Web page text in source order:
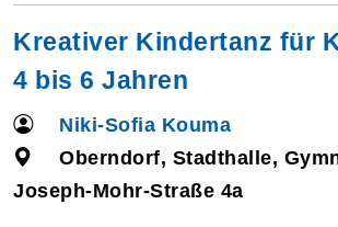
Kreativer Kindertanz für
4 bis 6 Jahren
Niki-Sofia Kouma
Oberndorf, Stadthalle,
Joseph-Mohr-Straße 4a